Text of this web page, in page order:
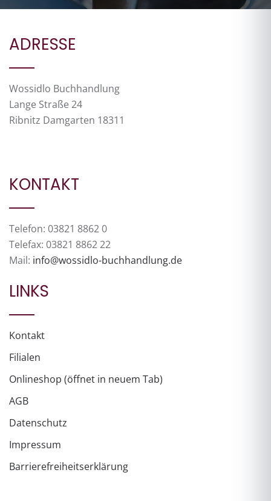
ADRESSE
Wossidlo Buchhandlung
Lange Straße 24
Ribnitz Damgarten 18311
KONTAKT
Telefon: 03821 8862 0
Telefax: 03821 8862 22
Mail: info@wossidlo-buchhandlung.de
LINKS
Kontakt
Filialen
Onlineshop (öffnet in neuem Tab)
AGB
Datenschutz
Impressum
Barrierefreiheitserklärung